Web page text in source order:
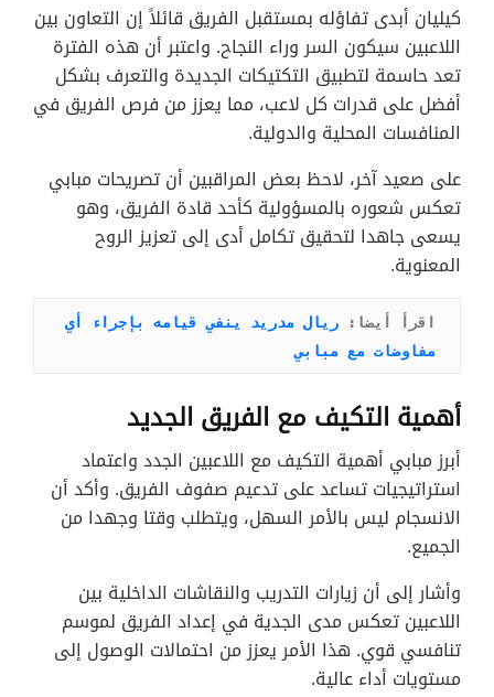
كيليان أبدى تفاؤله بمستقبل الفريق قائلاً إن التعاون بين
اللاعبين سيكون السر وراء النجاح. واعتبر أن هذه الفترة
تعد حاسمة لتطبيق التكتيكات الجديدة والتعرف بشكل
أفضل على قدرات كل لاعب، مما يعزز من فرص الفريق في
المنافسات المحلية والدولية.
على صعيد آخر، لاحظ بعض المراقبين أن تصريحات مبابي
تعكس شعوره بالمسؤولية كأحد قادة الفريق، وهو
يسعى جاهدا لتحقيق تكامل أدى إلى تعزيز الروح
المعنوية.
اقرأ أيضا:
ريال مدريد ينفي قيامه بإجراء أي
مفاوضات مع مبابي
أهمية التكيف مع الفريق الجديد
أبرز مبابي أهمية التكيف مع اللاعبين الجدد واعتماد
استراتيجيات تساعد على تدعيم صفوف الفريق. وأكد أن
الانسجام ليس بالأمر السهل، ويتطلب وقتا وجهدا من
الجميع.
وأشار إلى أن زيارات التدريب والنقاشات الداخلية بين
اللاعبين تعكس مدى الجدية في إعداد الفريق لموسم
تنافسي قوي. هذا الأمر يعزز من احتمالات الوصول إلى
مستويات أداء عالية.